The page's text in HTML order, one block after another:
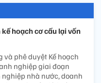
hoạch cơ cấu lại vốn
và phê duyệt Kế hoạch
nghiệp giai đoạn
nhà nước, doanh